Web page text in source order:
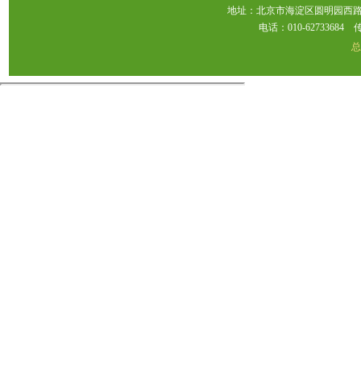
地址：北京市海淀区圆明园西
电话：010-62733684